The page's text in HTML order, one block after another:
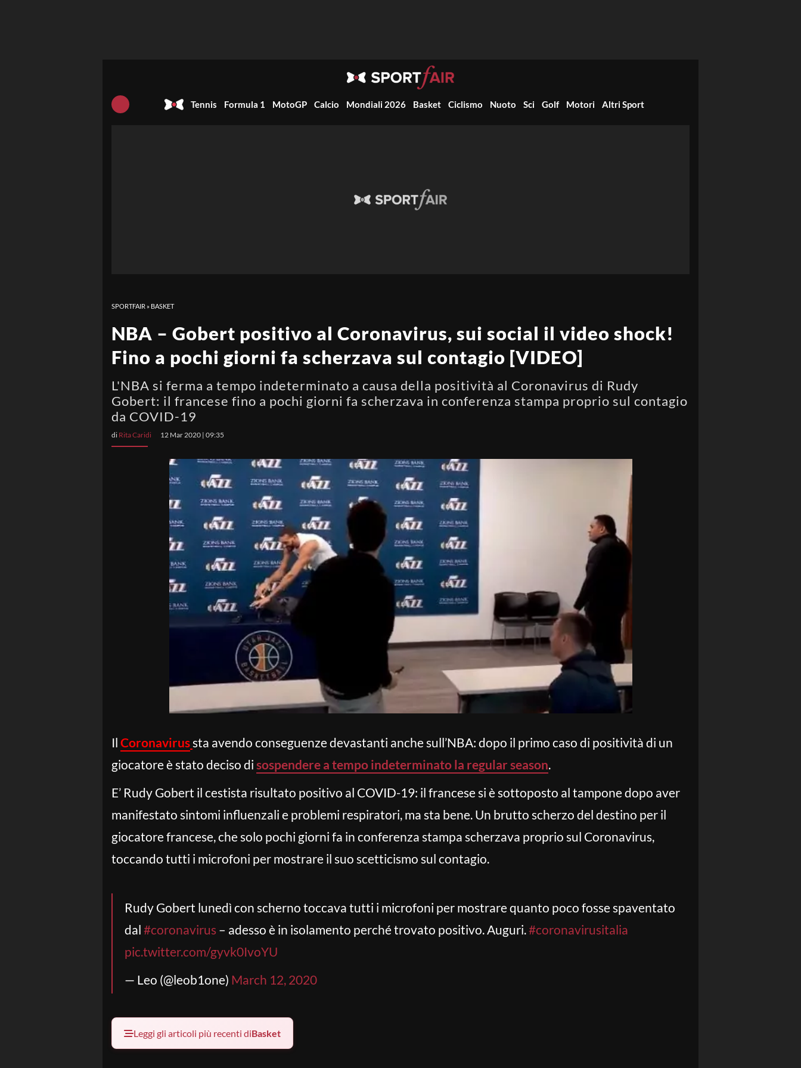
Tennis Formula 1 MotoGP Calcio Mondiali 2026 Basket Ciclismo Nuoto Sci Golf Motori Altri Sport
SPORTFAIR » BASKET
NBA – Gobert positivo al Coronavirus, sui social il video shock!
Fino a pochi giorni fa scherzava sul contagio [VIDEO]
L'NBA si ferma a tempo indeterminato a causa della positività al Coronavirus di Rudy
Gobert: il francese fino a pochi giorni fa scherzava in conferenza stampa proprio sul contagio
da COVID-19
di Rita Caridi 12 Mar 2020 | 09:35
Il Coronavirussta avendo conseguenze devastanti anche sull’NBA: dopo il primo caso di positività di un
giocatore è stato deciso di sospendere a tempo indeterminato la regular season.
E’ Rudy Gobert il cestista risultato positivo al COVID-19: il francese si è sottoposto al tampone dopo aver
manifestato sintomi influenzali e problemi respiratori, ma sta bene. Un brutto scherzo del destino per il
giocatore francese, che solo pochi giorni fa in conferenza stampa scherzava proprio sul Coronavirus,
toccando tutti i microfoni per mostrare il suo scetticismo sul contagio.
Rudy Gobert lunedì con scherno toccava tutti i microfoni per mostrare quanto poco fosse spaventato
dal #coronavirus – adesso è in isolamento perché trovato positivo. Auguri.#coronavirusitalia
pic.twitter.com/gyvk0IvoYU
— Leo (@leob1one) March 12, 2020
Leggi gli articoli più recenti diBasket